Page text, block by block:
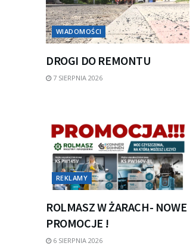
WIADOMOŚCI
DROGI DO REMONTU
7 SIERPNIA 2026
REKLAMY
ROLMASZ W ŻARACH- NOWE
PROMOCJE !
6 SIERPNIA 2026